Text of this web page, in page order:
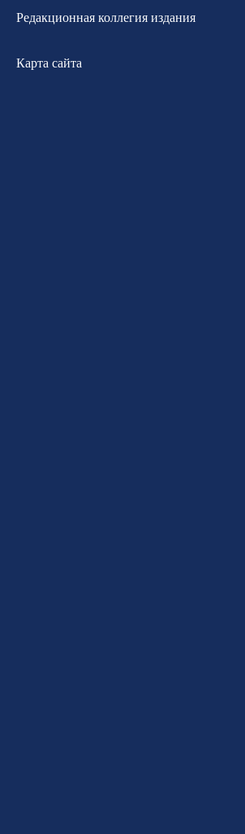
Редакционная коллегия издания
Карта сайта